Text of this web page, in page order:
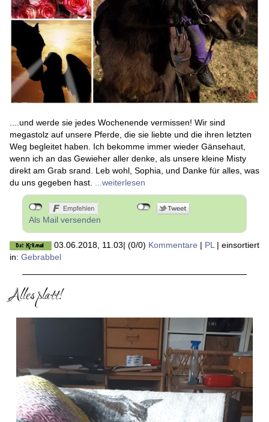
....und werde sie jedes Wochenende vermissen! Wir sind
megastolz auf unsere Pferde, die sie liebte und die ihren letzten
Weg begleitet haben. Ich bekomme immer wieder Gänsehaut,
wenn ich an das Gewieher aller denke, als unsere kleine Misty
direkt am Grab srand. Leb wohl, Sophia, und Danke für alles, was
du uns gegeben hast. ...weiterlesen
Als Mail versenden
03.06.2018, 11.03| (0/0) Kommentare | PL| einsortiert
in: Gebrabbel
Alles platt!